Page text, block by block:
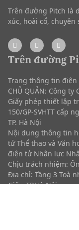
Trên đường Pitch là
xúc, hoài cổ,
Trên đường
Trang thông tin điện
CHỦ QUẢN: Công
Giấy phép thiết lập
150/GP-SVHTT cấp
TP. Hà Nội
Nội dung thông tin
tử Thể thao và Văn
điện tử Nhân lực
Chịu trách nhiệm:
Địa chỉ: Tầng 3 Toà
Giấy, TP.Hà Nội